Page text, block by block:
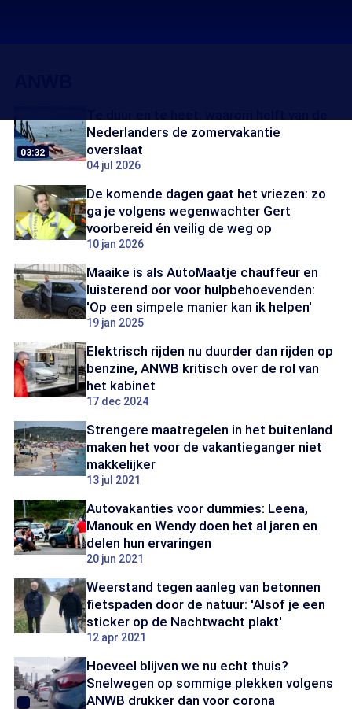
03:32
Nederlanders de zomervakantie
overslaat
04 jul 2026
De komende dagen gaat het vriezen: zo
ga je volgens wegenwachter Gert
voorbereid én veilig de weg op
10 jan 2026
Maaike is als AutoMaatje chauffeur en
luisterend oor voor hulpbehoevenden:
'Op een simpele manier kan ik helpen'
19 jan 2025
Elektrisch rijden nu duurder dan rijden op
benzine, ANWB kritisch over de rol van
het kabinet
17 dec 2024
Strengere maatregelen in het buitenland
maken het voor de vakantieganger niet
makkelijker
13 jul 2021
Autovakanties voor dummies: Leena,
Manouk en Wendy doen het al jaren en
delen hun ervaringen
20 jun 2021
Weerstand tegen aanleg van betonnen
fietspaden door de natuur: 'Alsof je een
sticker op de Nachtwacht plakt'
12 apr 2021
Hoeveel blijven we nu echt thuis?
Snelwegen op sommige plekken volgens
ANWB drukker dan voor corona